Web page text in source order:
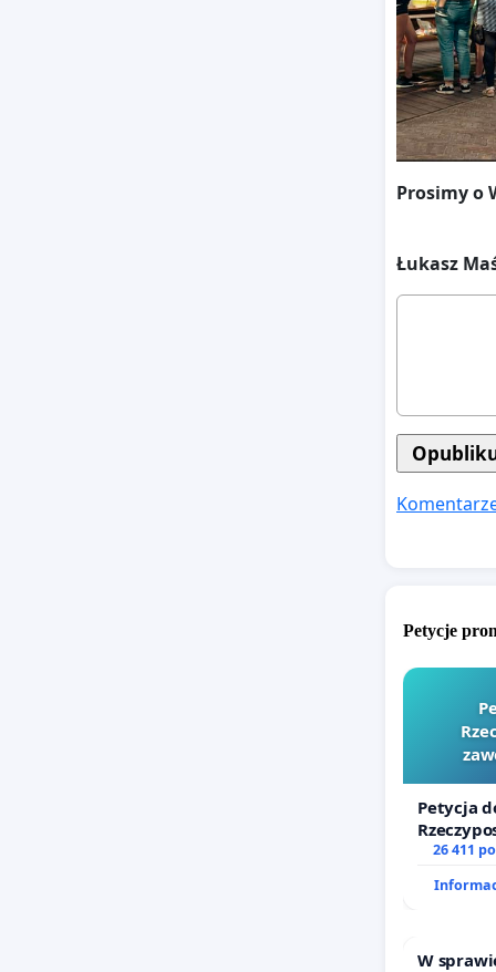
Prosimy o
Łukasz
Petycje
Petycja
26 411
W